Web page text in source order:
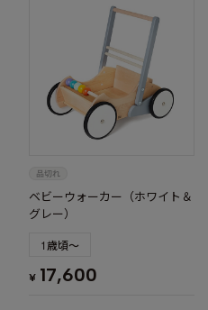
ベビーウォーカー（ホワイト＆
グレー）
1歳頃～
¥ 17,600